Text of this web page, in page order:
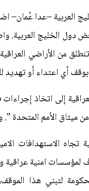
العربية –عدا عُمان–
دول الخليج العربية.
إلى اتخاذ
تجاه الاستهدافات
لمؤسسات امنية
لتبني هذا